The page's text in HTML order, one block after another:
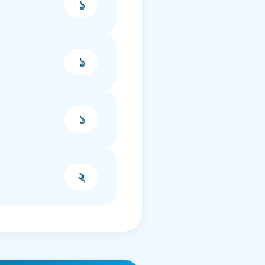
১
১
১
২